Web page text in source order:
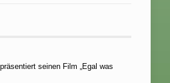
seinen Film „Egal was